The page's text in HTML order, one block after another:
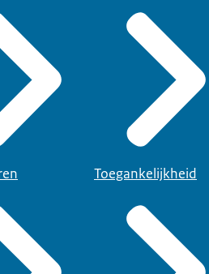
Toegankelijkheid